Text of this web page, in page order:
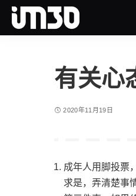
有关心
2020年11月19日
成年人用脚投票
求是，弄清楚事